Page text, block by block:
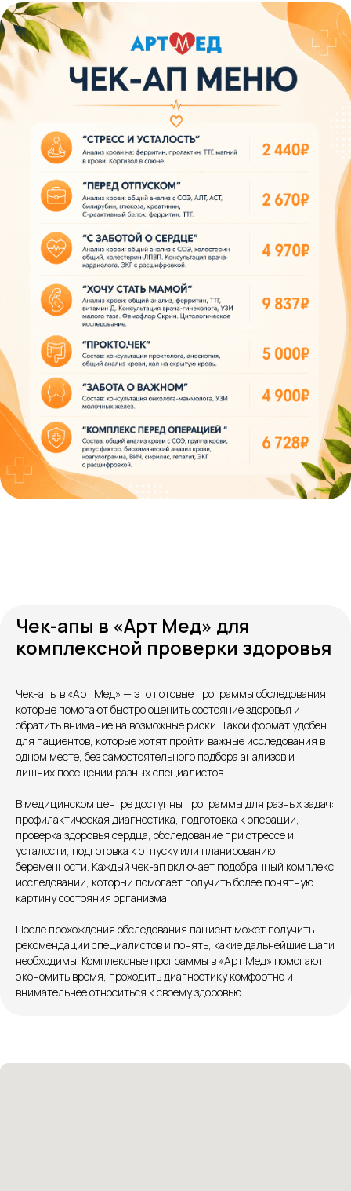
Чек-апы в «Арт Мед» для
комплексной проверки здоровья
Чек-апы в «Арт Мед» — это готовые программы обследования,
которые помогают быстро оценить состояние здоровья и
обратить внимание на возможные риски. Такой формат удобен
для пациентов, которые хотят пройти важные исследования в
одном месте, без самостоятельного подбора анализов и
лишних посещений разных специалистов.
В медицинском центре доступны программы для разных задач:
профилактическая диагностика, подготовка к операции,
проверка здоровья сердца, обследование при стрессе и
усталости, подготовка к отпуску или планированию
беременности. Каждый чек-ап включает подобранный комплекс
исследований, который помогает получить более понятную
картину состояния организма.
После прохождения обследования пациент может получить
рекомендации специалистов и понять, какие дальнейшие шаги
необходимы. Комплексные программы в «Арт Мед» помогают
экономить время, проходить диагностику комфортно и
внимательнее относиться к своему здоровью.
Пн.-пт. — с 08:00 до 20:00
Сб. — с 08:00 до 18:00
Вс. — с 08:00 до 15:00
Петрищева д.35.пом.3 На ремонте
Разработка сайта
Kulibin it
Политика политики конфиденциальности
Соглашение сookie
Согласие на обработку персональных данных
Положение об обработке персональных данных
Все права защищены®
Розыгрыши и актуальные новости
в нашей официальной группе Вконтакте
Подписывайся
Материалы, размещенные на данной странице,
носят информационный характер и не являются
медицинскими рекомендациями. У медицинских
услуг имеются противопоказания, необходима
консультация специалиста.